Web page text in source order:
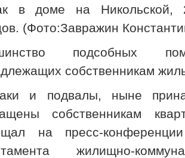
в доме на Никольской,
(Фото:Завражин
подсобных
собственникам
и подвалы, ныне
собственникам
на пресс-
жилищно-